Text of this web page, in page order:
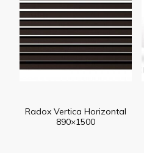
Radox Vertica Horizontal
890×1500